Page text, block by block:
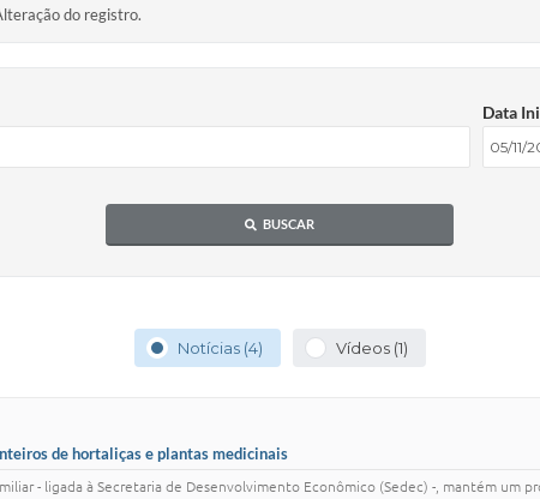
do registro.
Data
BUSCAR
Notícias (4) Vídeos (1)
de hortaliças e plantas medicinais
- ligada à Secretaria de Desenvolvimento Econômico (Sedec) -, mantém